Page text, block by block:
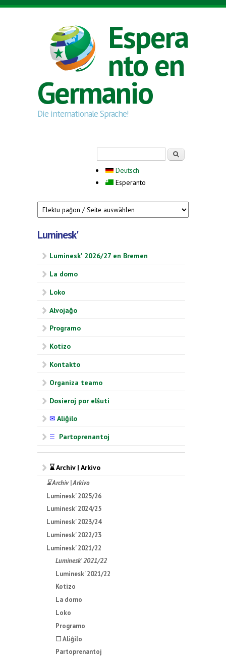
Skip to main content
Espera
nto en
Germanio
Die internationale Sprache!
Deutsch
Esperanto
Luminesk'
Luminesk' 2026/27 en Bremen
La domo
Loko
Alvojaĝo
Programo
Kotizo
Kontakto
Organiza teamo
Dosieroj por elŝuti
✉ Aliĝilo
☰ Partoprenantoj
⌛ Archiv | Arkivo
⌛ Archiv | Arkivo
Luminesk' 2025/26
Luminesk' 2024/25
Luminesk' 2023/24
Luminesk' 2022/23
Luminesk' 2021/22
Luminesk' 2021/22
Luminesk' 2021/22
Kotizo
La domo
Loko
Programo
☐ Aliĝilo
Partoprenantoj